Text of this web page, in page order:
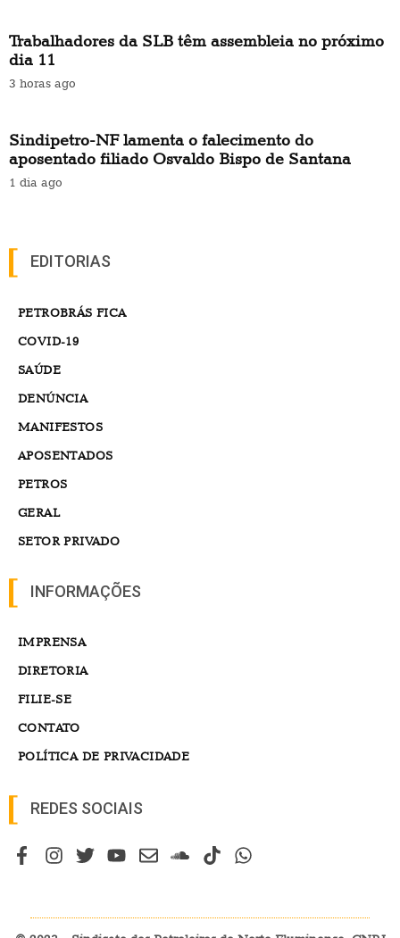
Trabalhadores da SLB têm assembleia no próximo
dia 11
3 horas ago
Sindipetro-NF lamenta o falecimento do
aposentado filiado Osvaldo Bispo de Santana
1 dia ago
EDITORIAS
PETROBRÁS FICA
COVID-19
SAÚDE
DENÚNCIA
MANIFESTOS
APOSENTADOS
PETROS
GERAL
SETOR PRIVADO
INFORMAÇÕES
IMPRENSA
DIRETORIA
FILIE-SE
CONTATO
POLÍTICA DE PRIVACIDADE
REDES SOCIAIS